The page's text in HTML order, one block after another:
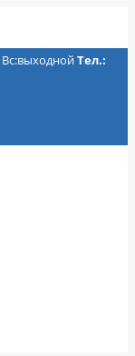
Вс:выходнойТел.: